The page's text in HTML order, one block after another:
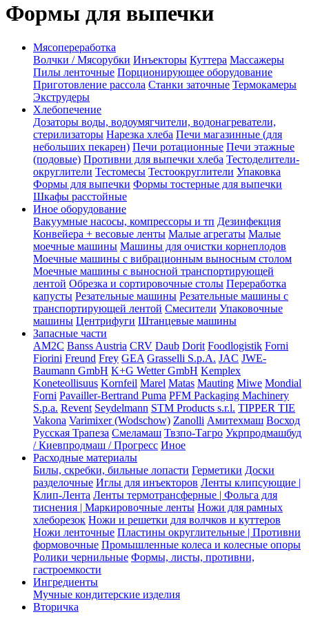
Формы для выпечки
Мясопереработка
Волчки / Мясорубки Инъекторы Куттера Массажеры
Пилы ленточные Порционирующее оборудование
Приготовление рассола Станки заточные Термокамеры
Экструдеры
Хлебопечение
Дозаторы воды, водоумягчители, водонагреватели,
стерилизаторы Нарезка хлеба Печи магазинные (для
небольших пекарен) Печи ротационные Печи этажные
(подовые) Противни для выпечки хлеба Тестоделители-
округлители Тестомесы Тестоокруглители Упаковка
Формы для выпечки Формы тостерные для выпечки
Шкафы расстойные
Иное оборудование
Вакуумные насосы, компрессоры и тп Дезинфекция
Конвейера + весовые ленты Малые агрегаты Малые
моечные машины Машины для очистки корнеплодов
Моечные машины с вибрационным выносным столом
Моечные машины с выносной транспортирующей
лентой Обрезка и сортировочные столы Переработка
капусты Резательные машины Резательные машины с
транспортирующей лентой Смесители Упаковочные
машины Центрифуги Штанцевые машины
Запасные части
AM2C Banss Austria CRV Daub Dorit Foodlogistik Forni
Fiorini Freund Frey GEA Grasselli S.p.A. JAC JWE-
Baumann GmbH K+G Wetter GmbH Kemplex
Koneteollisuus Kornfeil Marel Matas Mauting Miwe Mondial
Forni Pavailler-Bertrand Puma PFM Packaging Machinery
S.p.a. Revent Seydelmann STM Products s.r.l. TIPPER TIE
Vakona Varimixer (Wodschow) Zanolli Амитехмаш Восход
Русская Трапеза Смеламаш Твзпо-Тагро Укрпродмашбуд
/ Киевпродмаш / Прогресс Иное
Расходные материалы
Билы, скребки, бильные лопасти Герметики Доски
разделочные Иглы для инъекторов Ленты клипсующие |
Клип-Лента Ленты термотрансферные | Фольга для
тиснения | Маркировочные ленты Ножи для рамных
хлеборезок Ножи и решетки для волчков и куттеров
Ножи ленточные Пластины округлительные | Противни
формовочные Промышленные колеса и колесные опоры
Ролики чернильные Формы, листы, противни,
гастроемкости
Ингредиенты
Мучные кондитерские изделия
Вторичка